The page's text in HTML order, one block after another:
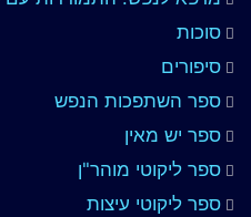
סוכות
סיפורים
ספר השתפכות הנפש
ספר יש מאין
ספר ליקוטי מוהר"ן
ספר ליקוטי עיצות